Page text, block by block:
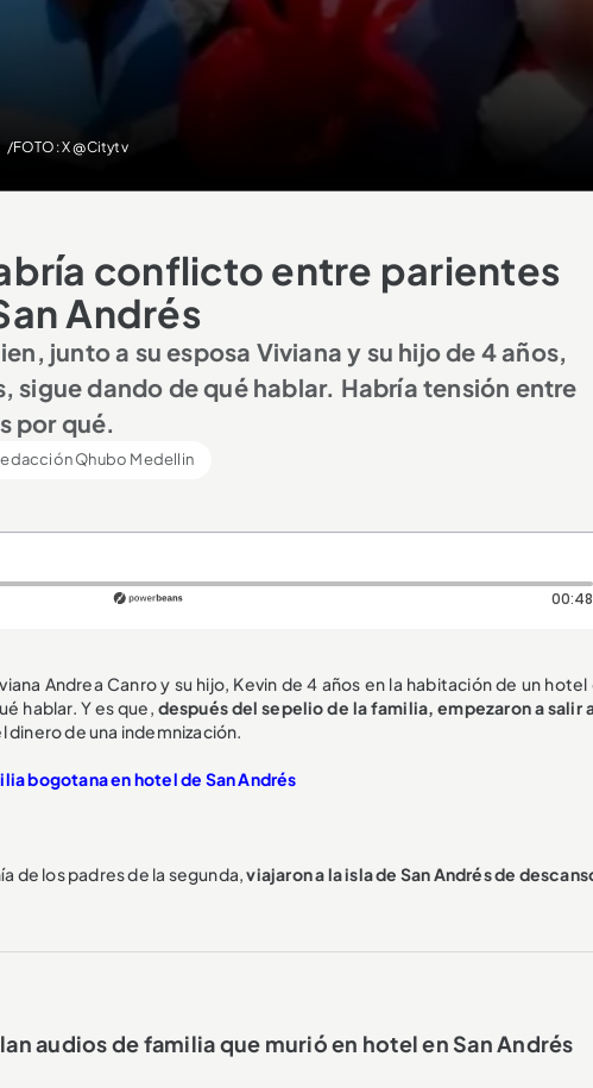
/FOTO: X @Citytv
conflicto entre parientes
Andrés
junto a su esposa Viviana y su hijo de 4 años,
sigue dando de qué hablar. Habría tensión entre
por qué.
Qhubo Medellin
00:48
Andrea Canro y su hijo, Kevin de 4 años en la habitación de un hotel
hablar. Y es que, después del sepelio de la familia, empezaron a salir
dinero de una indemnización.
bogotana en hotel de San Andrés
de los padres de la segunda,viajaron a la isla de San Andrés de
audios de familia que murió en hotel en San Andrés